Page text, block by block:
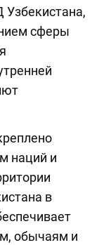
сферы
наций и
в
обычаям и